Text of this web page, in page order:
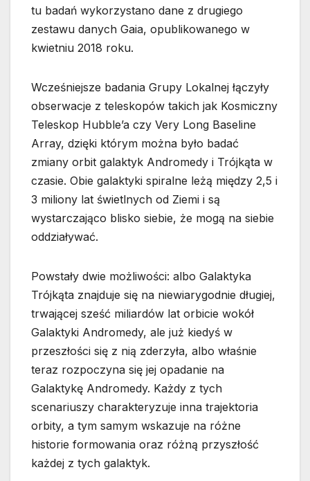
tu badań wykorzystano dane z drugiego
zestawu danych Gaia, opublikowanego w
kwietniu 2018 roku.
Wcześniejsze badania Grupy Lokalnej łączyły
obserwacje z teleskopów takich jak Kosmiczny
Teleskop Hubble’a czy Very Long Baseline
Array, dzięki którym można było badać
zmiany orbit galaktyk Andromedy i Trójkąta w
czasie. Obie galaktyki spiralne leżą między 2,5 i
3 miliony lat świetlnych od Ziemi i są
wystarczająco blisko siebie, że mogą na siebie
oddziaływać.
Powstały dwie możliwości: albo Galaktyka
Trójkąta znajduje się na niewiarygodnie długiej,
trwającej sześć miliardów lat orbicie wokół
Galaktyki Andromedy, ale już kiedyś w
przeszłości się z nią zderzyła, albo właśnie
teraz rozpoczyna się jej opadanie na
Galaktykę Andromedy. Każdy z tych
scenariuszy charakteryzuje inna trajektoria
orbity, a tym samym wskazuje na różne
historie formowania oraz różną przyszłość
każdej z tych galaktyk.